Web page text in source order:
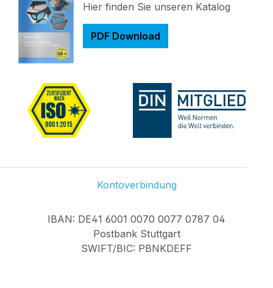
Hier finden Sie unseren Katalog
PDF Download
Kontoverbindung
IBAN: DE41 6001 0070 0077 0787 04
Postbank Stuttgart
SWIFT/BIC: PBNKDEFF